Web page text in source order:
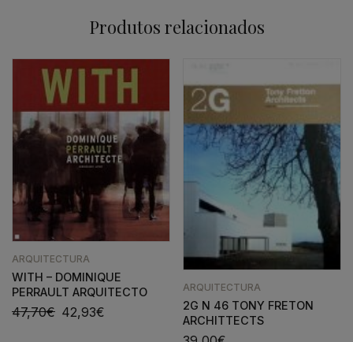
Produtos relacionados
ARQUITECTURA
WITH – DOMINIQUE
PERRAULT ARQUITECTO
47,70€ 42,93€
ARQUITECTURA
2G N 46 TONY FRETON
ARCHITTECTS